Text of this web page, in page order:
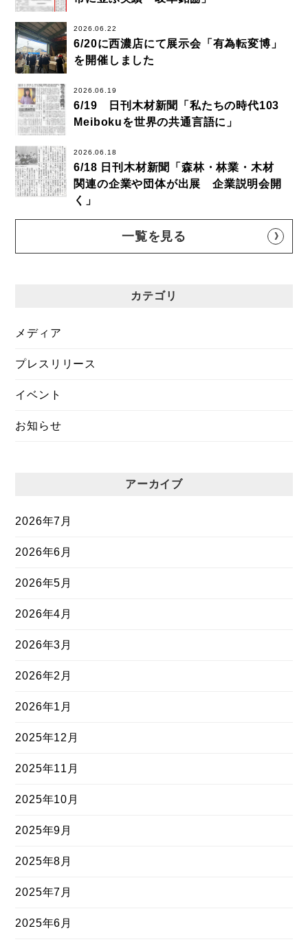
2026.06.22
6/20に西濃店にて展示会「有為転変博」
を開催しました
2026.06.19
6/19 日刊木材新聞「私たちの時代103
Meibokuを世界の共通言語に」
2026.06.18
6/18 日刊木材新聞「森林・林業・木材
関連の企業や団体が出展 企業説明会開
く」
一覧を見る
カテゴリ
メディア
プレスリリース
イベント
お知らせ
アーカイブ
2026年7月
2026年6月
2026年5月
2026年4月
2026年3月
2026年2月
2026年1月
2025年12月
2025年11月
2025年10月
2025年9月
2025年8月
2025年7月
2025年6月